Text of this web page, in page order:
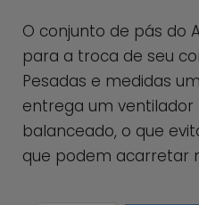
O conjunto de pás do
para a troca de seu
Pesadas e medidas
entrega um
balanceado, o que
que podem acarretar